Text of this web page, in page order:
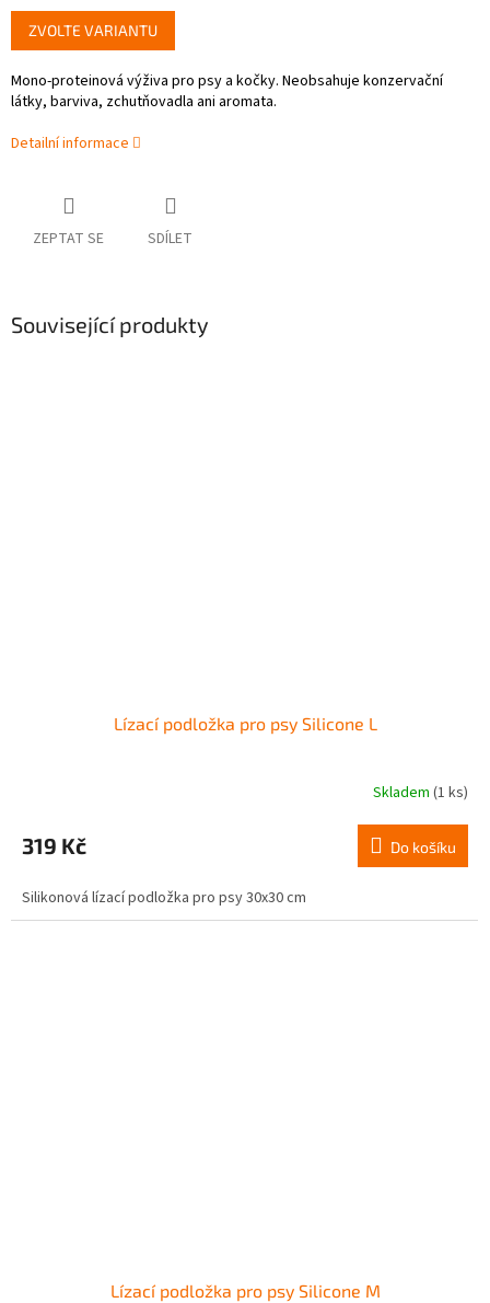
Měrná
cena:
ZVOLTE VARIANTU
Mono-proteinová výživa pro psy a kočky. Neobsahuje konzervační
látky, barviva, zchutňovadla ani aromata.
Detailní informace
ZEPTAT SE SDÍLET
Související produkty
Lízací podložka pro psy Silicone L
Skladem (1 ks)
319 Kč Do košíku
Silikonová lízací podložka pro psy 30x30 cm
Lízací podložka pro psy Silicone M